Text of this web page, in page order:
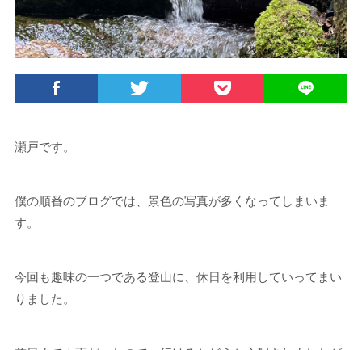
瀬戸です。
僕の順番のブログでは、景色の写真が多くなってしまいま
す。
今回も趣味の一つである登山に、休日を利用していってまい
りました。